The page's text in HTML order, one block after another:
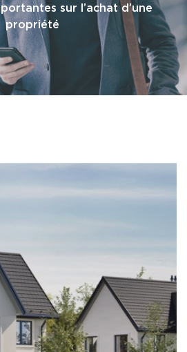
sur l’achat d’une
propriété